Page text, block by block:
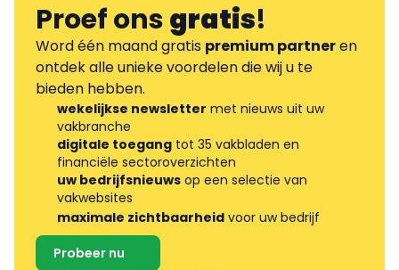
Proef onsgratis!
Word één maand gratis premium partneren
ontdek alle unieke voordelen die wij u te
bieden hebben.
wekelijkse newsletter met nieuws uit uw
vakbranche
digitale toegang tot 35 vakbladen en
financiële sectoroverzichten
uw bedrijfsnieuws op een selectie van
vakwebsites
maximale zichtbaarheid voor uw bedrijf
Probeer nu